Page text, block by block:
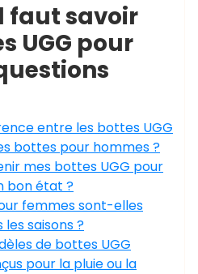
faut savoir
UGG pour
entre les bottes UGG
bottes pour hommes ?
mes bottes UGG pour
bon état ?
femmes sont-elles
saisons ?
de bottes UGG
pour la pluie ou la